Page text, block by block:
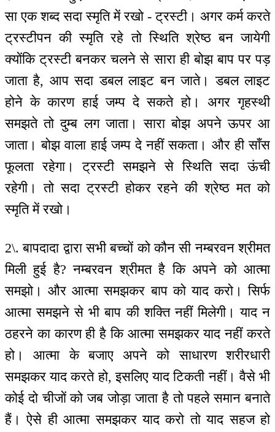
सा एक शब्द सदा स्मृति में रखो - ट्रस्टी। अगर कर्म करते
ट्रस्टीपन की स्मृति रहे तो स्थिति श्रेष्ठ बन जायेगी
क्योंकि ट्रस्टी बनकर चलने से सारा ही बोझ बाप पर पड़
जाता है, आप सदा डबल लाइट बन जाते। डबल लाइट
होने के कारण हाई जम्प दे सकते हो। अगर गृहस्थी
समझते तो दुम्ब लग जाता। सारा बोझ अपने ऊपर आ
जाता। बोझ वाला हाई जम्प दे नहीं सकता। और ही साँस
फूलता रहेगा। ट्रस्टी समझने से स्थिति सदा ऊंची
रहेगी। तो सदा ट्रस्टी होकर रहने की श्रेष्ठ मत को
स्मृति में रखो।
2\. बापदादा द्वारा सभी बच्चों को कौन सी नम्बरवन श्रीमत
मिली हुई है? नम्बरवन श्रीमत है कि अपने को आत्मा
समझो। और आत्मा समझकर बाप को याद करो। सिर्फ
आत्मा समझने से भी बाप की शक्ति नहीं मिलेगी। याद न
ठहरने का कारण ही है कि आत्मा समझकर याद नहीं करते
हो। आत्मा के बजाए अपने को साधारण शरीरधारी
समझकर याद करते हो, इसलिए याद टिकती नहीं। वैसे भी
कोई दो चीजों को जब जोड़ा जाता है तो पहले समान बनाते
हैं। ऐसे ही आत्मा समझकर याद करो तो याद सहज हो